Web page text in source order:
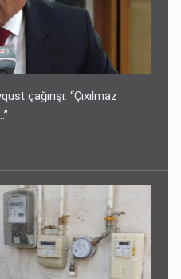
çağırışı: “Çıxılmaz